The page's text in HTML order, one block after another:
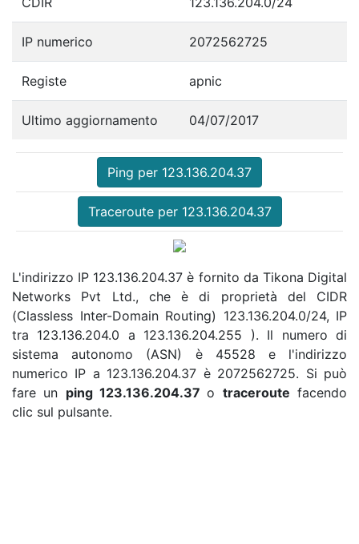
IP numerico 2072562725
Registe apnic
Ultimo aggiornamento 04/07/2017
Ping per 123.136.204.37
Traceroute per 123.136.204.37
L'indirizzo IP 123.136.204.37 è fornito da Tikona Digital
Networks Pvt Ltd., che è di proprietà del CIDR
(Classless Inter-Domain Routing) 123.136.204.0/24, IP
tra 123.136.204.0 a 123.136.204.255 ). Il numero di
sistema autonomo (ASN) è 45528 e l'indirizzo
numerico IP a 123.136.204.37 è 2072562725. Si può
fare un ping 123.136.204.37o traceroute facendo
clic sul pulsante.